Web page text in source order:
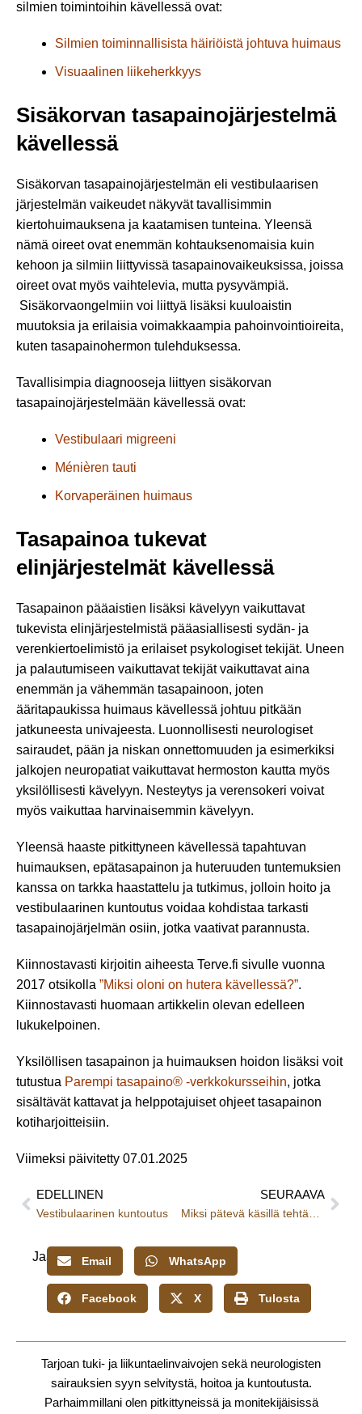
silmien toimintoihin kävellessä ovat:
Silmien toiminnallisista häiriöistä johtuva huimaus
Visuaalinen liikeherkkyys
Sisäkorvan tasapainojärjestelmä
kävellessä
Sisäkorvan tasapainojärjestelmän eli vestibulaarisen
järjestelmän vaikeudet näkyvät tavallisimmin
kiertohuimauksena ja kaatamisen tunteina. Yleensä
nämä oireet ovat enemmän kohtauksenomaisia kuin
kehoon ja silmiin liittyvissä tasapainovaikeuksissa, joissa
oireet ovat myös vaihtelevia, mutta pysyvämpiä.
Sisäkorvaongelmiin voi liittyä lisäksi kuuloaistin
muutoksia ja erilaisia voimakkaampia pahoinvointioireita,
kuten tasapainohermon tulehduksessa.
Tavallisimpia diagnooseja liittyen sisäkorvan
tasapainojärjestelmään kävellessä ovat:
Vestibulaari migreeni
Ménièren tauti
Korvaperäinen huimaus
Tasapainoa tukevat
elinjärjestelmät kävellessä
Tasapainon pääaistien lisäksi kävelyyn vaikuttavat
tukevista elinjärjestelmistä pääasiallisesti sydän- ja
verenkiertoelimistö ja erilaiset psykologiset tekijät. Uneen
ja palautumiseen vaikuttavat tekijät vaikuttavat aina
enemmän ja vähemmän tasapainoon, joten
ääritapaukissa huimaus kävellessä johtuu pitkään
jatkuneesta univajeesta. Luonnollisesti neurologiset
sairaudet, pään ja niskan onnettomuuden ja esimerkiksi
jalkojen neuropatiat vaikuttavat hermoston kautta myös
yksilöllisesti kävelyyn. Nesteytys ja verensokeri voivat
myös vaikuttaa harvinaisemmin kävelyyn.
Yleensä haaste pitkittyneen kävellessä tapahtuvan
huimauksen, epätasapainon ja huteruuden tuntemuksien
kanssa on tarkka haastattelu ja tutkimus, jolloin hoito ja
vestibulaarinen kuntoutus voidaa kohdistaa tarkasti
tasapainojärjelmän osiin, jotka vaativat parannusta.
Kiinnostavasti kirjoitin aiheesta Terve.fi sivulle vuonna
2017 otsikolla ”Miksi oloni on hutera kävellessä?”.
Kiinnostavasti huomaan artikkelin olevan edelleen
lukukelpoinen.
Yksilöllisen tasapainon ja huimauksen hoidon lisäksi voit
tutustua Parempi tasapaino® -verkkokursseihin, jotka
sisältävät kattavat ja helppotajuiset ohjeet tasapainon
kotiharjoitteisiin.
Viimeksi päivitetty 07.01.2025
Prev
EDELLINEN
Vestibulaarinen kuntoutus
SEURAAVA
Jaa: Email WhatsApp
Facebook X Tulosta
Tarjoan tuki- ja liikuntaelinvaivojen sekä neurologisten
sairauksien syyn selvitystä, hoitoa ja kuntoutusta.
Parhaimmillani olen pitkittyneissä ja monitekijäisissä